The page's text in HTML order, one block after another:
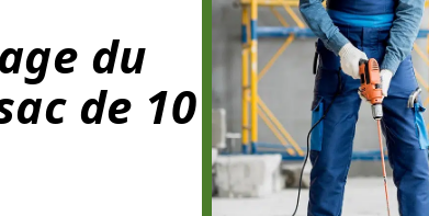
du
de 10